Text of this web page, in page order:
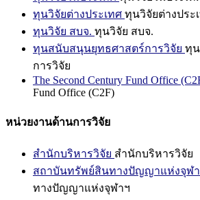
ทุนวิจัยต่างประเทศ ทุนวิจัยต่างประ
ทุนวิจัย สบจ. ทุนวิจัย สบจ.
ทุนสนับสนุนยุทธศาสตร์การวิจัย ทุ
การวิจัย
The Second Century Fund Office
Fund Office (C2F)
หน่วยงานด้านการวิจัย
สำนักบริหารวิจัย สำนักบริหารวิจัย
สถาบันทรัพย์สินทางปัญญาแห่งจุฬ
ทางปัญญาแห่งจุฬาฯ